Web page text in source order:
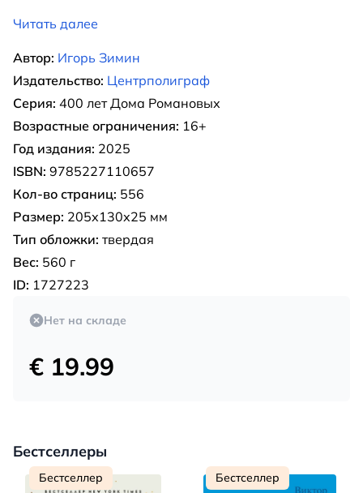
Читать далее
Автор: Игорь Зимин
Издательство: Центрполиграф
Серия: 400 лет Дома Романовых
Возрастные ограничения: 16+
Год издания: 2025
ISBN: 9785227110657
Кол-во страниц: 556
Размер: 205х130х25 мм
Тип обложки: твердая
Вес: 560 г
ID: 1727223
Нет на складе
€ 19.99
Бестселлеры
Бестселлер Бестселлер